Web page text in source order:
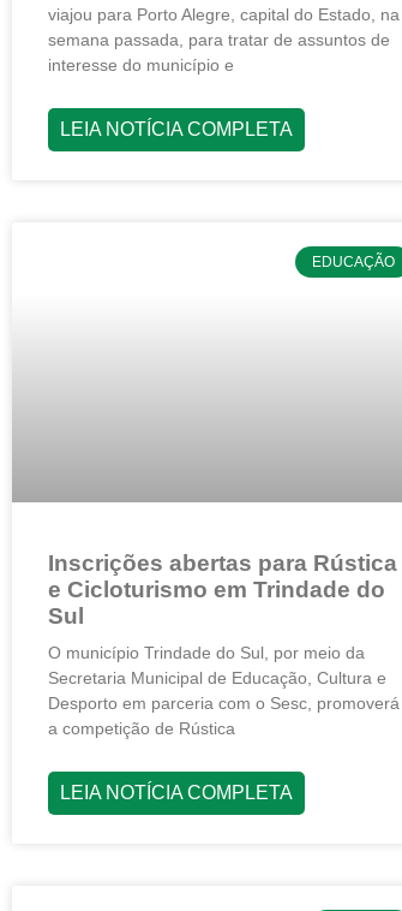
viajou para Porto Alegre, capital do Estado, na
semana passada, para tratar de assuntos de
interesse do município e
LEIA NOTÍCIA COMPLETA
EDUCAÇÃO
Inscrições abertas para Rústica
e Cicloturismo em Trindade do
Sul
O município Trindade do Sul, por meio da
Secretaria Municipal de Educação, Cultura e
Desporto em parceria com o Sesc, promoverá
a competição de Rústica
LEIA NOTÍCIA COMPLETA